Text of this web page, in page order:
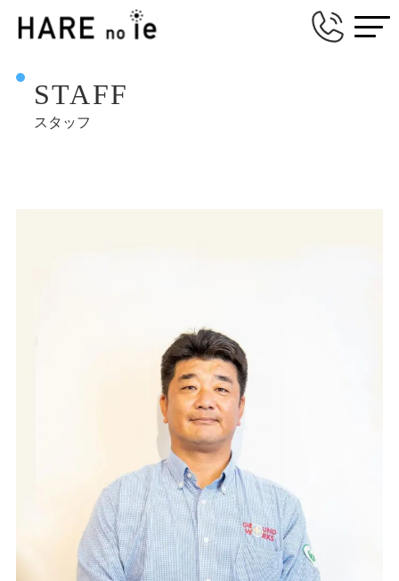
STAFF
スタッフ